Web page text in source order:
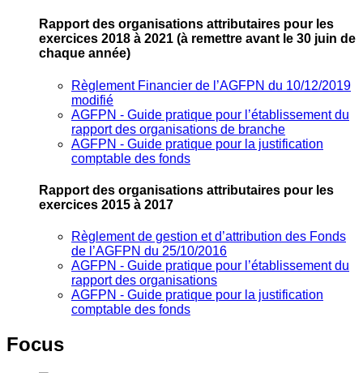
Rapport des organisations attributaires pour les
exercices 2018 à 2021 (à remettre avant le 30 juin de
chaque année)
Règlement Financier de l’AGFPN du 10/12/2019
modifié
AGFPN ‐ Guide pratique pour l’établissement du
rapport des organisations de branche
AGFPN ‐ Guide pratique pour la justification
comptable des fonds
Rapport des organisations attributaires pour les
exercices 2015 à 2017
Règlement de gestion et d’attribution des Fonds
de l’AGFPN du 25/10/2016
AGFPN ‐ Guide pratique pour l’établissement du
rapport des organisations
AGFPN ‐ Guide pratique pour la justification
comptable des fonds
Focus